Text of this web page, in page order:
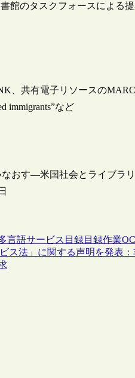
のタスクフォースによる提
、共有電子リソースの
immigrants”など
おす―米国社会とライブラ
言語サービス 目録目録作業
ス法」に関する声明を発表